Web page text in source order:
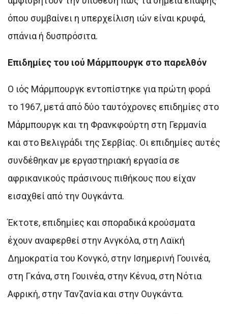
όπου συμβαίνει η υπερχείλιση ιών είναι κρυφά,
σπάνια ή δυσπρόσιτα.
Επιδημίες του ιού Μάρμπουργκ στο παρελθόν
Ο ιός Μάρμπουργκ εντοπίστηκε για πρώτη φορά
το 1967, μετά από δύο ταυτόχρονες επιδημίες στο
Μάρμπουργκ και τη Φρανκφούρτη στη Γερμανία
και στο Βελιγράδι της Σερβίας. Οι επιδημίες αυτές
συνδέθηκαν με εργαστηριακή εργασία σε
αφρικανικούς πράσινους πιθήκους που είχαν
εισαχθεί από την Ουγκάντα.
Έκτοτε, επιδημίες και σποραδικά κρούσματα
έχουν αναφερθεί στην Ανγκόλα, στη Λαϊκή
Δημοκρατία του Κονγκό, στην Ισημερινή Γουινέα,
στη Γκάνα, στη Γουινέα, στην Κένυα, στη Νότια
Αφρική, στην Τανζανία και στην Ουγκάντα.